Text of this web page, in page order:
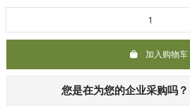
加入购物车
您是在为您的企业采购吗？